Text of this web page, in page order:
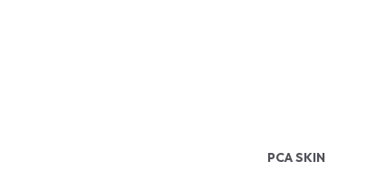
PCA SKIN